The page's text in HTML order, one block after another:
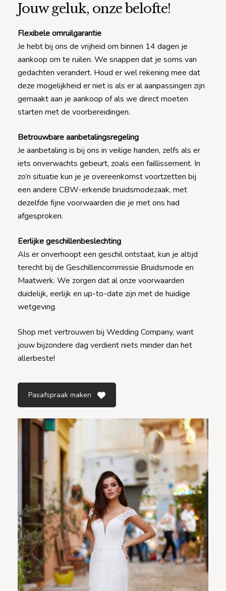
Jouw geluk, onze belofte!
Flexibele omruilgarantie
Je hebt bij ons de vrijheid om binnen 14 dagen je
aankoop om te ruilen. We snappen dat je soms van
gedachten verandert. Houd er wel rekening mee dat
deze mogelijkheid er niet is als er al aanpassingen zijn
gemaakt aan je aankoop of als we direct moeten
starten met de voorbereidingen.
Betrouwbare aanbetalingsregeling
Je aanbetaling is bij ons in veilige handen, zelfs als er
iets onverwachts gebeurt, zoals een faillissement. In
zo’n situatie kun je je overeenkomst voortzetten bij
een andere CBW-erkende bruidsmodezaak, met
dezelfde fijne voorwaarden die je met ons had
afgesproken.
Eerlijke geschillenbeslechting
Als er onverhoopt een geschil ontstaat, kun je altijd
terecht bij de Geschillencommissie Bruidsmode en
Maatwerk. We zorgen dat al onze voorwaarden
duidelijk, eerlijk en up-to-date zijn met de huidige
wetgeving.
Shop met vertrouwen bij Wedding Company, want
jouw bijzondere dag verdient niets minder dan het
allerbeste!
Pasafspraak maken